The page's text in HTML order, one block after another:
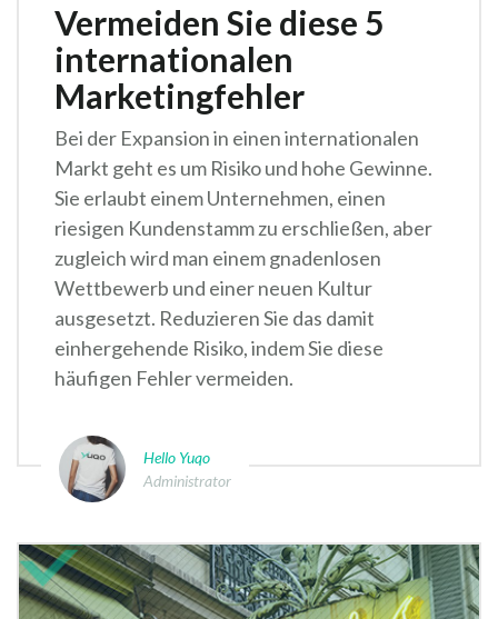
Vermeiden Sie diese 5
internationalen
Marketingfehler
Bei der Expansion in einen internationalen
Markt geht es um Risiko und hohe Gewinne.
Sie erlaubt einem Unternehmen, einen
riesigen Kundenstamm zu erschließen, aber
zugleich wird man einem gnadenlosen
Wettbewerb und einer neuen Kultur
ausgesetzt. Reduzieren Sie das damit
einhergehende Risiko, indem Sie diese
häufigen Fehler vermeiden.
Hello Yuqo
Administrator